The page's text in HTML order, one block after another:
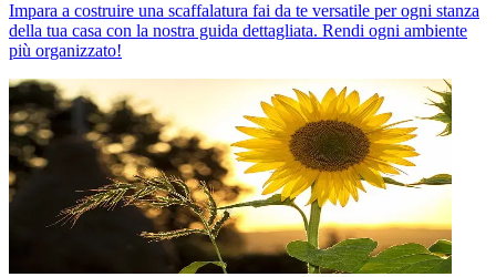
Impara a costruire una scaffalatura fai da te versatile per ogni stanza
della tua casa con la nostra guida dettagliata. Rendi ogni ambiente
più organizzato!